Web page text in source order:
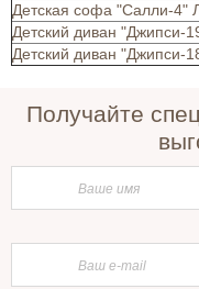
Детская софа "Салли-4"
Детский диван "Джипси-
Детский диван "Джипси-
Получайте